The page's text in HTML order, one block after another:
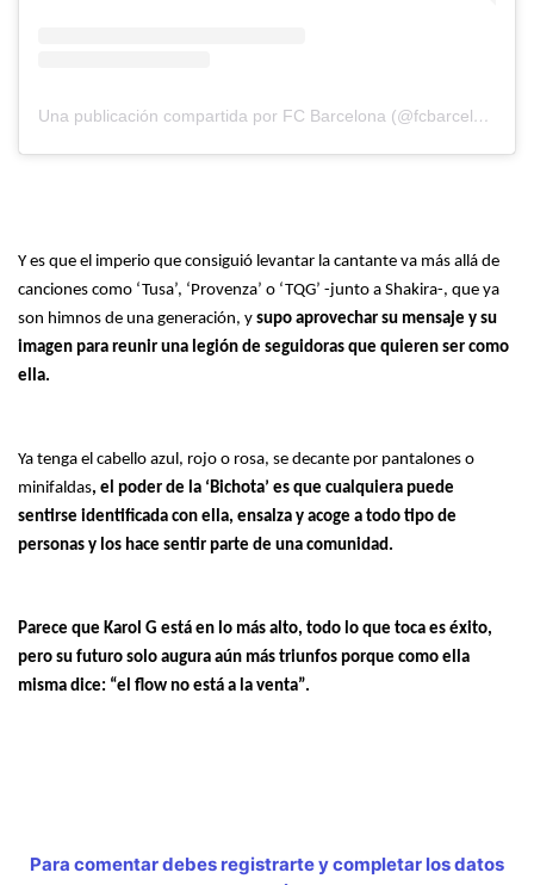
Una publicación compartida por FC Barcelona (@fcbarcelona)
Y es que el imperio que consiguió levantar la cantante va más allá de
canciones como ‘Tusa’, ‘Provenza’ o ‘TQG’ -junto a Shakira-, que ya
son himnos de una generación, y supo aprovechar su mensaje y su
imagen para reunir una legión de seguidoras que quieren ser como
ella.
Ya tenga el cabello azul, rojo o rosa, se decante por pantalones o
minifaldas, el poder de la ‘Bichota’ es que cualquiera puede
sentirse identificada con ella, ensalza y acoge a todo tipo de
personas y los hace sentir parte de una comunidad.
Parece que Karol G está en lo más alto, todo lo que toca es éxito,
pero su futuro solo augura aún más triunfos porque como ella
misma dice: “el flow no está a la venta”.
Para comentar debes registrarte y completar los datos